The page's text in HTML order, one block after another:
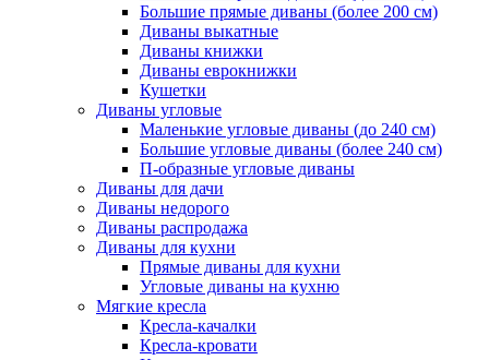
Большие прямые диваны (более 200 см)
Диваны выкатные
Диваны книжки
Диваны еврокнижки
Кушетки
Диваны угловые
Маленькие угловые диваны (до 240 см)
Большие угловые диваны (более 240 см)
П-образные угловые диваны
Диваны для дачи
Диваны недорого
Диваны распродажа
Диваны для кухни
Прямые диваны для кухни
Угловые диваны на кухню
Мягкие кресла
Кресла-качалки
Кресла-кровати